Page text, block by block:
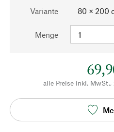
Variante 80 × 200
Menge
alle Preise inkl. MwSt.,